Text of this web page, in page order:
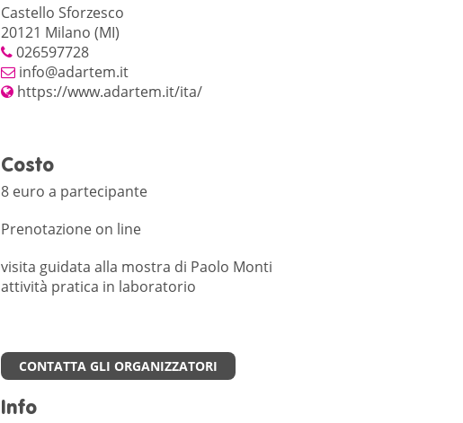
Castello Sforzesco
20121 Milano (MI)
026597728
info@adartem.it
https://www.adartem.it/ita/
Costo
8 euro a partecipante
Prenotazione on line
visita guidata alla mostra di Paolo Monti
attività pratica in laboratorio
CONTATTA GLI ORGANIZZATORI
Info